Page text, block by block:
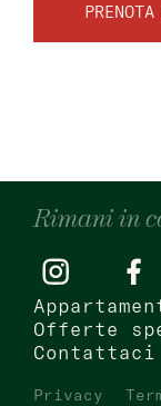
Rimani in
Offerte
Contattaci
Privacy